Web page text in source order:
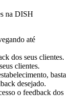
na DISH
até
dos seus clientes.
clientes.
basta
desejado.
o feedback dos